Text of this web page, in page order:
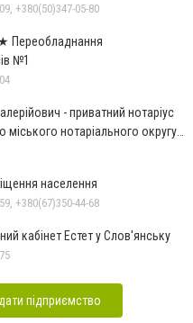
+380(50)347-05-80
Переобладнання
№1
- приватний нотаріус
міського нотаріального округу
населення
+380(67)350-44-68
кабінет Естет у Слов'янську
підприємство